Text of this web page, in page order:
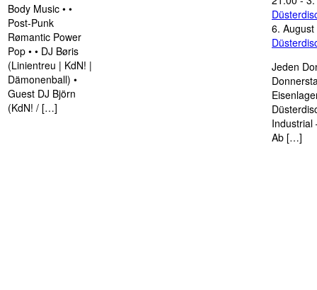
Body Music • •
Post-Punk
Rømantic Power
Pop • • DJ Børis
(Linientreu | KdN! |
Dämonenball) •
Guest DJ Björn
(KdN! / […]
6.
Jeden
Industrial
Ab […]